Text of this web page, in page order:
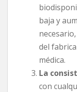
baja y
del
médica.
La
con